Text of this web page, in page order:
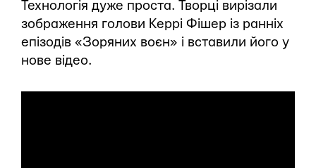
Технологія дуже проста. Творці вирізали
зображення голови Керрі Фішер із ранніх
епізодів «Зоряних воєн» і вставили його у
нове відео.